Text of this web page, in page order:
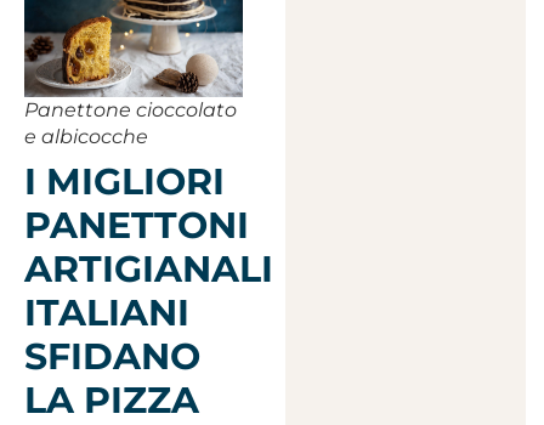
Panettone cioccolato
e albicocche
I MIGLIORI
PANETTONI
ARTIGIANALI
ITALIANI
SFIDANO
LA PIZZA